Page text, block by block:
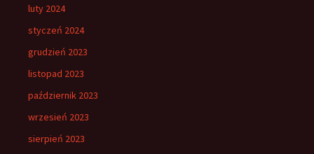
luty 2024
styczeń 2024
grudzień 2023
listopad 2023
październik 2023
wrzesień 2023
sierpień 2023